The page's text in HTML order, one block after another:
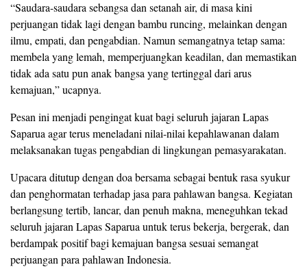
“Saudara-saudara sebangsa dan setanah air, di masa kini
perjuangan tidak lagi dengan bambu runcing, melainkan dengan
ilmu, empati, dan pengabdian. Namun semangatnya tetap sama:
membela yang lemah, memperjuangkan keadilan, dan memastikan
tidak ada satu pun anak bangsa yang tertinggal dari arus
kemajuan,” ucapnya.
Pesan ini menjadi pengingat kuat bagi seluruh jajaran Lapas
Saparua agar terus meneladani nilai-nilai kepahlawanan dalam
melaksanakan tugas pengabdian di lingkungan pemasyarakatan.
Upacara ditutup dengan doa bersama sebagai bentuk rasa syukur
dan penghormatan terhadap jasa para pahlawan bangsa. Kegiatan
berlangsung tertib, lancar, dan penuh makna, meneguhkan tekad
seluruh jajaran Lapas Saparua untuk terus bekerja, bergerak, dan
berdampak positif bagi kemajuan bangsa sesuai semangat
perjuangan para pahlawan Indonesia.